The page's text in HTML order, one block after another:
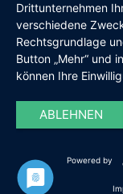
Drittunternehmen
verschiedene
Rechtsgrundlage
Button „Mehr“ und
können Ihre
ABLEHNEN
Powered by